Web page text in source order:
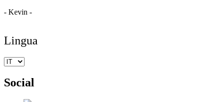
- Kevin -
Lingua
Social